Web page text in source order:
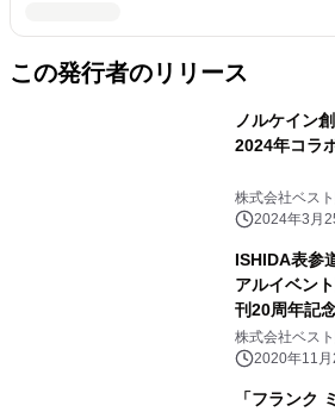
この発行者のリリース
ノルケイン
2024年コラ
株式会社ベス
2024年3月
ISHIDA表参
アルイベン
刊20周年記
越しの小宇宙
株式会社ベス
2020年11
「フランク